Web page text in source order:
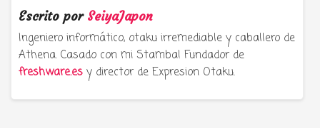
Escrito por SeiyaJapon
Ingeniero informático, otaku irremediable y caballero de
Athena. Casado con mi Stamba! Fundador de
freshware.es y director de Expresion Otaku.